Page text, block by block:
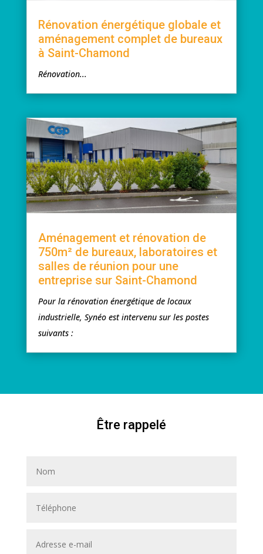
Rénovation énergétique globale et
aménagement complet de bureaux
à Saint-Chamond
Rénovation...
Aménagement et rénovation de
750m² de bureaux, laboratoires et
salles de réunion pour une
entreprise sur Saint-Chamond
Pour la rénovation énergétique de locaux
industrielle, Synéo est intervenu sur les postes
suivants :
Être rappelé